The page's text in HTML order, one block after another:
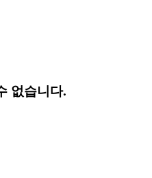
없습니다.